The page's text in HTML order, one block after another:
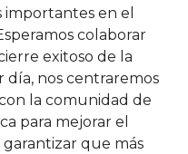
en el
colaborar
exitoso de la
día, nos centraremos
la comunidad de
para mejorar el
que más